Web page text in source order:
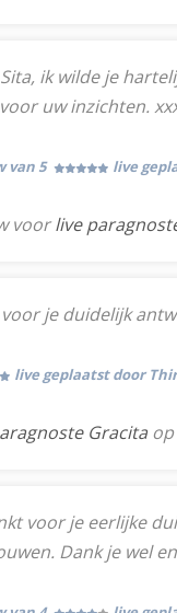
ik wilde je
uw inzichten.
van 5 live
voorlive
je duidelijk
live geplaatst door
Gracita
voor je eerlijke
Dank je wel